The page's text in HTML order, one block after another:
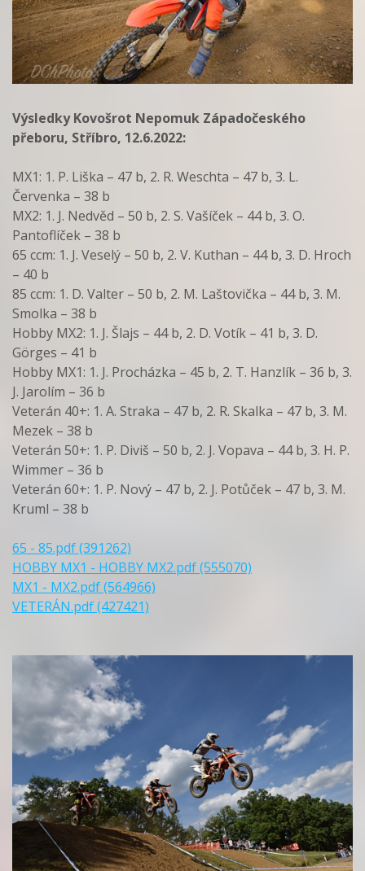
Výsledky Kovošrot Nepomuk Západočeského
přeboru, Stříbro, 12.6.2022:
MX1: 1. P. Liška – 47 b, 2. R. Weschta – 47 b, 3. L.
Červenka – 38 b
MX2: 1. J. Nedvěd – 50 b, 2. S. Vašíček – 44 b, 3. O.
Pantoflíček – 38 b
65 ccm: 1. J. Veselý – 50 b, 2. V. Kuthan – 44 b, 3. D. Hroch
– 40 b
85 ccm: 1. D. Valter – 50 b, 2. M. Laštovička – 44 b, 3. M.
Smolka – 38 b
Hobby MX2: 1. J. Šlajs – 44 b, 2. D. Votík – 41 b, 3. D.
Görges – 41 b
Hobby MX1: 1. J. Procházka – 45 b, 2. T. Hanzlík – 36 b, 3.
J. Jarolím – 36 b
Veterán 40+: 1. A. Straka – 47 b, 2. R. Skalka – 47 b, 3. M.
Mezek – 38 b
Veterán 50+: 1. P. Diviš – 50 b, 2. J. Vopava – 44 b, 3. H. P.
Wimmer – 36 b
Veterán 60+: 1. P. Nový – 47 b, 2. J. Potůček – 47 b, 3. M.
Kruml – 38 b
65 - 85.pdf (391262)
HOBBY MX1 - HOBBY MX2.pdf (555070)
MX1 - MX2.pdf (564966)
VETERÁN.pdf (427421)